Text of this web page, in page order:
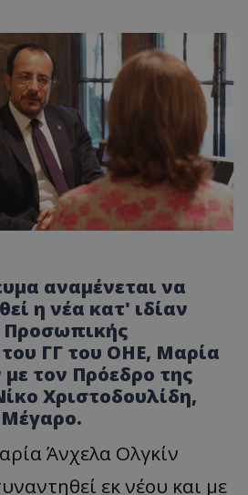
αναμένεται να
η νέα κατ' ιδίαν
Προσωπικής
ΓΓ του ΟΗΕ, Μαρία
τον Πρόεδρο της
Χριστοδουλίδη,
Άνχελα Ολγκίν
εκ νέου και με